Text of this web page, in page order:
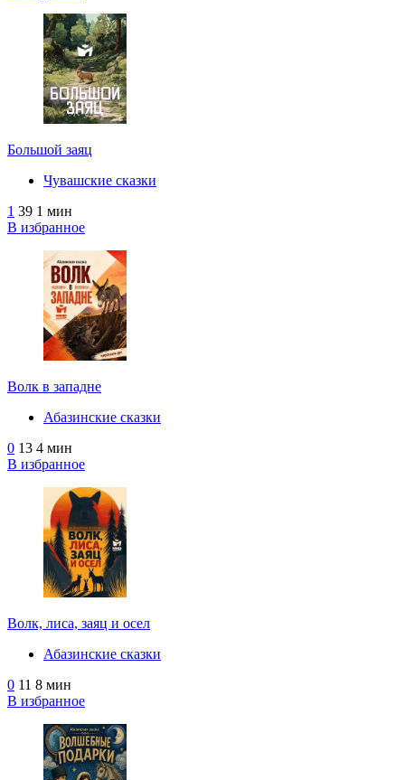
Большой заяц
Чувашские сказки
1 39 1 мин
В избранное
Волк в западне
Абазинские сказки
0 13 4 мин
В избранное
Волк, лиса, заяц и осел
Абазинские сказки
0 11 8 мин
В избранное